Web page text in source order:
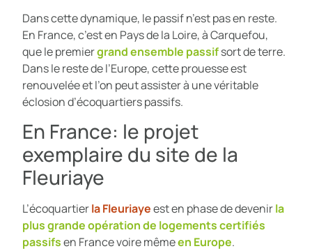
Dans cette dynamique, le passif n’est pas en reste.
En France, c’est en Pays de la Loire, à Carquefou,
que le premiergrand ensemble passifsort de terre.
Dans le reste de l’Europe, cette prouesse est
renouvelée et l’on peut assister à une véritable
éclosion d’écoquartiers passifs.
En France: le projet
exemplaire du site de la
Fleuriaye
L’écoquartierla Fleuriayeest en phase de devenirla
plus grande opération de logements certifiés
passifsen France voire mêmeen Europe.